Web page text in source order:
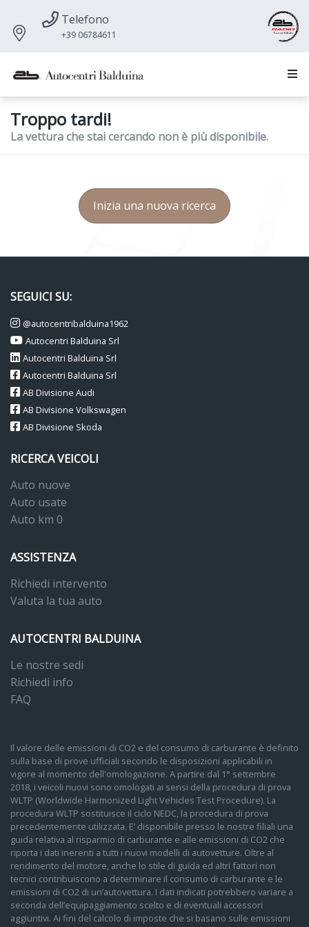
Telefono
+39 06784611
Troppo tardi!
La vettura che stai cercando non è più disponibile.
Inizia una nuova ricerca
SEGUICI SU:
@autocentribalduina1962
Autocentri Balduina Srl
Autocentri Balduina Srl
Autocentri Balduina Srl
AB Divisione Audi
AB Divisione Volkswagen
AB Divisione Skoda
RICERCA VEICOLI
Auto nuove
Auto usate
Auto km 0
ASSISTENZA
Richiedi intervento
Valuta la tua auto
AUTOCENTRI BALDUINA
Le nostre sedi
Richiedi info
FAQ
Il valore delle emissioni di CO2 e del consumo di carburante è definito
sulla base di prove ufficiali secondo le disposizioni applicabili in
vigore al momento dell'omologazione. A partire dal 1° settembre
2018, i veicoli nuovi sono omologati ai sensi della procedura di prova
WLTP (Worldwide Harmonized Light Vehicles Test Procedure). La
procedura WLTP sostituisce il ciclo NEDC, la procedura di prova
precedentemente utilizzata. E’ disponibile presso le nostre filiali una
guida relativa al risparmio di carburante e alle emissioni di CO2 che
riporta i dati inerenti a tutti i nuovi modelli di autovetture. Oltre al
rendimento del motore, anche lo stile di guida ed altri fattori non
tecnici contribuiscono a determinare il consumo di carburante e le
emissioni di CO2 di un’autovettura. I dati indicati potrebbero variare a
seconda dell’equipaggiamento scelto e di eventuali accessori
aggiuntivi. Ai fini del calcolo di imposte che si basano sulle emissioni